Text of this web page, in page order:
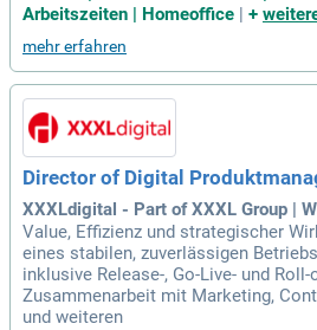
Arbeitszeiten | Homeoffice
+
mehr erfahren
Director of Digital
XXXLdigital - Part of XXXL Group |
Value, Effizienz und strategischer
eines stabilen, zuverlässigen
inklusive Release-, Go-Live- und
Zusammenarbeit mit Marketing,
und weiteren